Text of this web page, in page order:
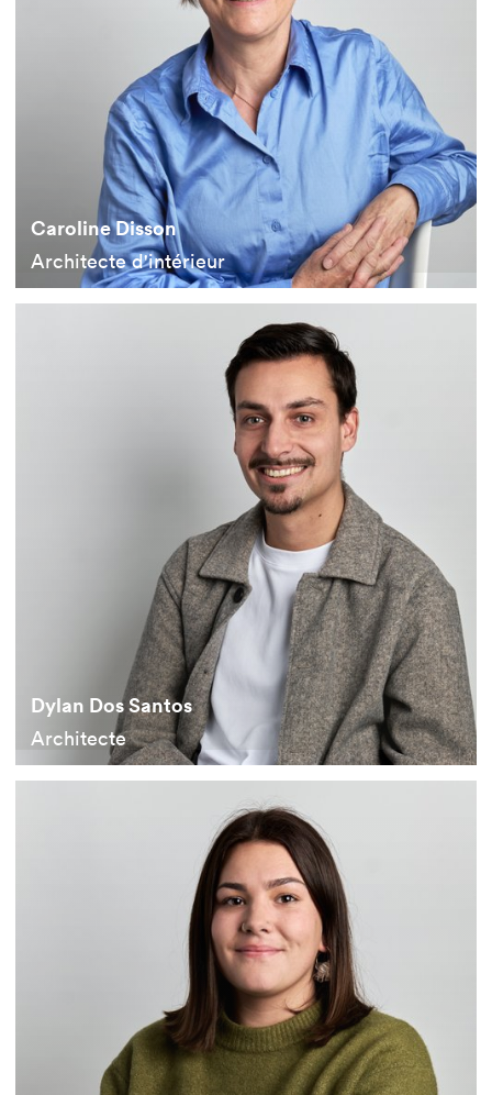
Caroline Disson
Architecte d'intérieur
Dylan Dos Santos
Architecte